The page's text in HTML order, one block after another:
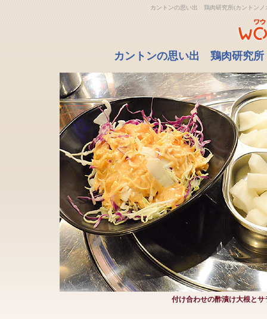
カントンの思い出 鶏肉研究所(カントン
カントンの思い出 鶏肉研究
付け合わせの酢漬け大根とサ